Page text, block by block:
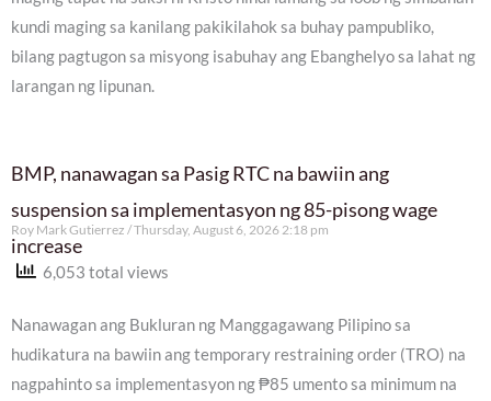
kundi maging sa kanilang pakikilahok sa buhay pampubliko,
bilang pagtugon sa misyong isabuhay ang Ebanghelyo sa lahat ng
larangan ng lipunan.
BMP, nanawagan sa Pasig RTC na bawiin ang
suspension sa implementasyon ng 85-pisong wage
increase
Roy Mark Gutierrez Thursday, August 6, 2026 2:18 pm
6,053 total views
Nanawagan ang Bukluran ng Manggagawang Pilipino sa
hudikatura na bawiin ang temporary restraining order (TRO) na
nagpahinto sa implementasyon ng ₱85 umento sa minimum na